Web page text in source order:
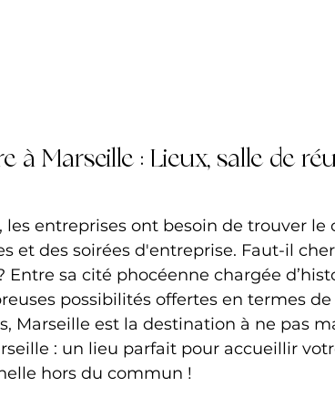
à Marseille : Lieux, salle de
entreprises ont besoin de trouver le
et des soirées d'entreprise. Faut-il
sa cité phocéenne chargée
possibilités offertes en termes de
Marseille est la destination à ne pas
: un lieu parfait pour accueillir
hors du commun !